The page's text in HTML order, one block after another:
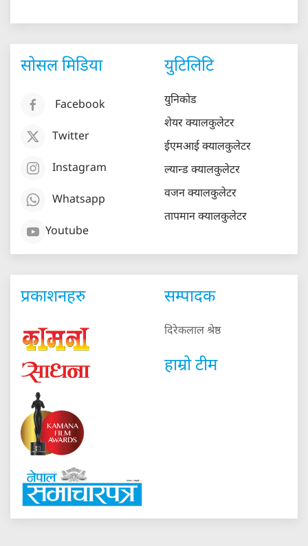
सोसल मिडिया
Facebook
Twitter
Instagram
Whatsapp
Youtube
युटिलिटि
युनिकोड
शेयर क्यालकुलेटर
ईएमआई क्यालकुलेटर
ल्यान्ड क्यालकुलेटर
वजन क्यालकुलेटर
तापमान क्यालकुलेटर
प्रकाशनहरु सम्पादक
दिरेकलाल श्रेष्ठ
हाम्रो टीम